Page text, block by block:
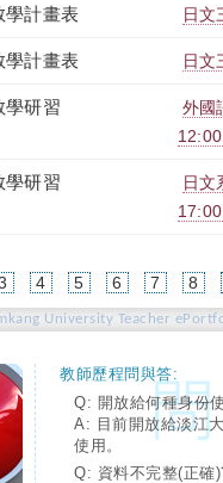
學計畫表 日文
學計畫表 日文
學研習
外國
學研習
日文
4 5 6 7 8
University Teacher
教師歷程問與答:
Q: 開放給何種身份
A: 目前開放給淡江
使用。
Q: 資料不完整(正確